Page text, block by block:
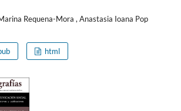
Requena-Mora , Anastasia Ioana Pop
html